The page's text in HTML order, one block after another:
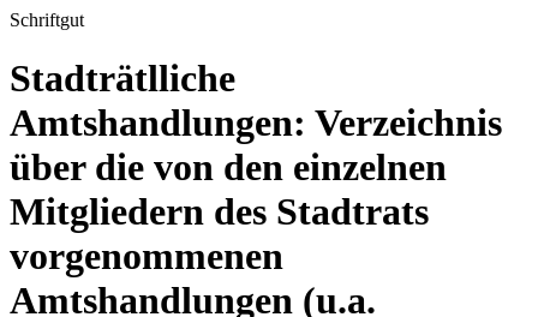
Schriftgut
Stadträtlliche
Amtshandlungen: Verzeichnis
über die von den einzelnen
Mitgliedern des Stadtrats
vorgenommenen
Amtshandlungen (u.a.